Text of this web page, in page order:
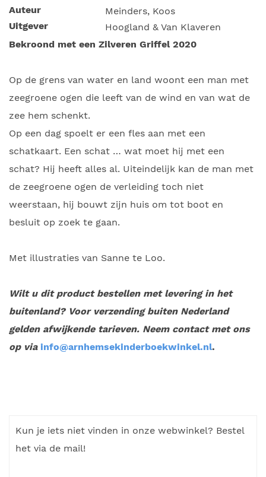
Auteur
Meinders, Koos
Uitgever
Hoogland & Van Klaveren
Bekroond met een Zilveren Griffel 2020
Op de grens van water en land woont een man met
zeegroene ogen die leeft van de wind en van wat de
zee hem schenkt.
Op een dag spoelt er een fles aan met een
schatkaart. Een schat … wat moet hij met een
schat? Hij heeft alles al. Uiteindelijk kan de man met
de zeegroene ogen de verleiding toch niet
weerstaan, hij bouwt zijn huis om tot boot en
besluit op zoek te gaan.
Met illustraties van Sanne te Loo.
Wilt u dit product bestellen met levering in het
buitenland? Voor verzending buiten Nederland
gelden afwijkende tarieven. Neem contact met ons
op via info@arnhemsekinderboekwinkel.nl.
Kun je iets niet vinden in onze webwinkel? Bestel
het via de mail!